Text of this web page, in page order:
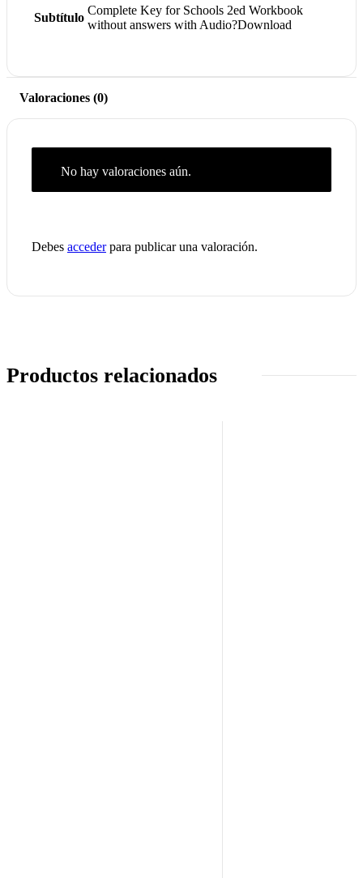
Subtítulo
Complete Key for Schools 2ed Workbook
without answers with Audio?Download
Valoraciones (0)
No hay valoraciones aún.
Debes accederpara publicar una valoración.
Productos relacionados